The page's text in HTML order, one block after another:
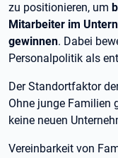
zu positionieren, um
Mitarbeiter im
gewinnen. Dabei
Personalpolitik als
Der Standortfaktor
Ohne junge Familien
keine neuen
Vereinbarkeit von